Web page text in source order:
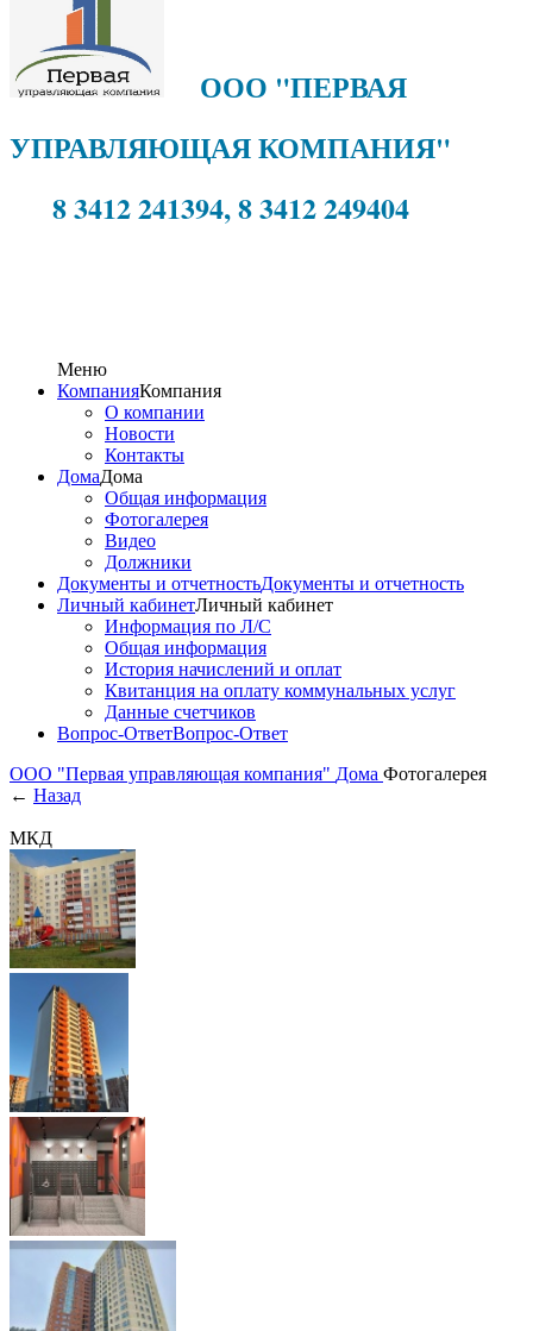
ООО "ПЕРВАЯ
УПРАВЛЯЮЩАЯ КОМПАНИЯ"
8 3412 241394, 8 3412 249404
Меню
КомпанияКомпания
О компании
Новости
Контакты
ДомаДома
Общая информация
Фотогалерея
Видео
Должники
Документы и отчетностьДокументы и отчетность
Личный кабинетЛичный кабинет
Информация по Л/С
Общая информация
История начислений и оплат
Квитанция на оплату коммунальных услуг
Данные счетчиков
Вопрос-ОтветВопрос-Ответ
ООО "Первая управляющая компания" Дома Фотогалерея
← Назад
МКД